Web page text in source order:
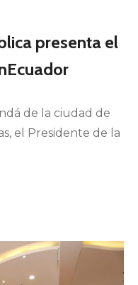
presenta el
de la ciudad de
el Presidente de la